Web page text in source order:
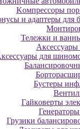
Koмпpeccopы
и aдaптepы для
Teлeжки и
Аксессуары
для
Буcтepы
Гaйкoвepты
Генераторы
Грузики